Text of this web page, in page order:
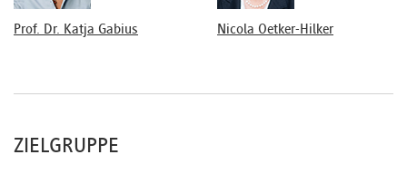
Prof. Dr. Katja Gabius Nicola Oetker-Hilker
ZIELGRUPPE